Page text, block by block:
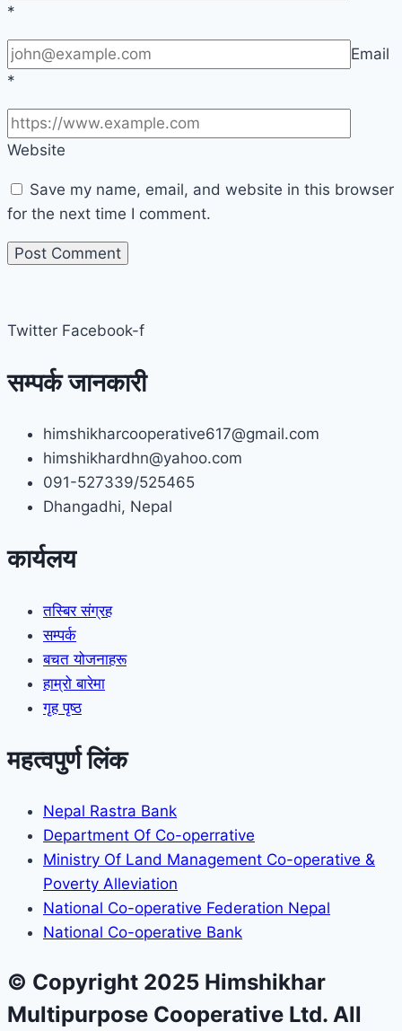
*
Email
*
Website
Save my name, email, and website in this browser
for the next time I comment.
Twitter Facebook-f
सम्पर्क जानकारी
himshikharcooperative617@gmail.com
himshikhardhn@yahoo.com
091-527339/525465
Dhangadhi, Nepal
कार्यलय
तस्बिर संग्रह
सम्पर्क
बचत योजनाहरू
हाम्रो बारेमा
गृह पृष्ठ
महत्वपुर्ण लिंक
Nepal Rastra Bank
Department Of Co-operrative
Ministry Of Land Management Co-operative &
Poverty Alleviation
National Co-operative Federation Nepal
National Co-operative Bank
© Copyright 2025 Himshikhar
Multipurpose Cooperative Ltd. All